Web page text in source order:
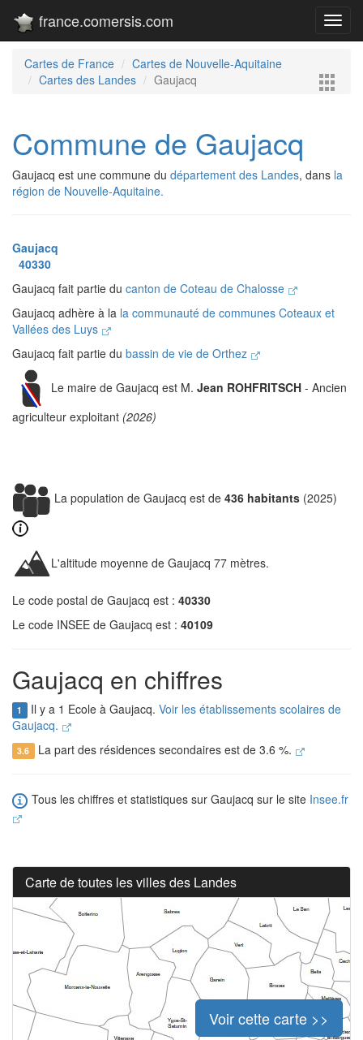
france.comersis.com
Cartes de France
Cartes de Nouvelle-Aquitaine
Cartes des Landes
Gaujacq
Commune de Gaujacq
Gaujacq est une commune du département des Landes, dans la
région de Nouvelle-Aquitaine.
Gaujacq
40330
Gaujacq fait partie du canton de Coteau de Chalosse
Gaujacq adhère à la la communauté de communes Coteaux et
Vallées des Luys
Gaujacq fait partie du bassin de vie de Orthez
Le maire de Gaujacq est M. Jean ROHFRITSCH - Ancien
agriculteur exploitant (2026)
La population de Gaujacq est de 436 habitants (2025)
L'altitude moyenne de Gaujacq 77 mètres.
Le code postal de Gaujacq est : 40330
Le code INSEE de Gaujacq est : 40109
Gaujacq en chiffres
1 Il y a 1 Ecole à Gaujacq. Voir les établissements scolaires de
Gaujacq.
3.6 La part des résidences secondaires est de 3.6 %.
Tous les chiffres et statistiques sur Gaujacq sur le site Insee.fr
Carte de toutes les villes des Landes
Voir cette carte >>